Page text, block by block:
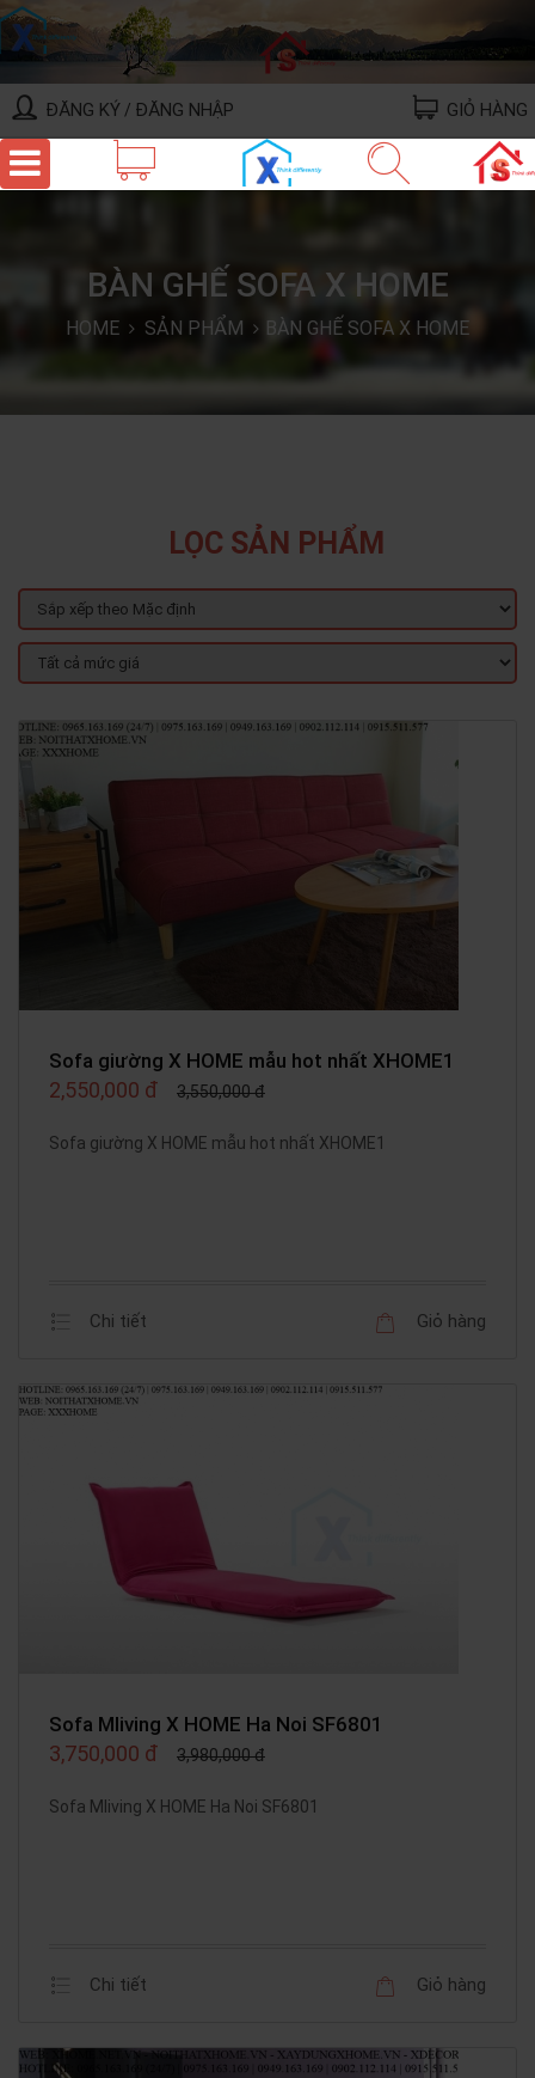
ĐĂNG KÝ / ĐĂNG NHẬP GIỎ HÀNG
BÀN GHẾ SOFA X HOME
HOME SẢN PHẨM BÀN GHẾ SOFA X HOME
LỌC SẢN PHẨM
Sofa giường X HOME mẫu hot nhất XHOME1
2,550,000 đ 3,550,000 đ
Sofa giường X HOME mẫu hot nhất XHOME1
Giỏ hàng
Chi tiết
Sofa Mliving X HOME Ha Noi SF6801
3,750,000 đ 3,980,000 đ
Sofa Mliving X HOME Ha Noi SF6801
Giỏ hàng
Chi tiết